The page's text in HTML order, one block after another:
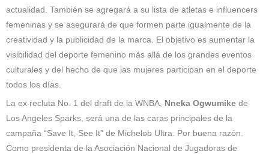
actualidad. También se agregará a su lista de atletas e influencers
femeninas y se asegurará de que formen parte igualmente de la
creatividad y la publicidad de la marca. El objetivo es aumentar la
visibilidad del deporte femenino más allá de los grandes eventos
culturales y del hecho de que las mujeres participan en el deporte
todos los días.
La ex recluta No. 1 del draft de la WNBA, Nneka Ogwumike de
Los Angeles Sparks, será una de las caras principales de la
campaña “Save It, See It” de Michelob Ultra. Por buena razón.
Como presidenta de la Asociación Nacional de Jugadoras de